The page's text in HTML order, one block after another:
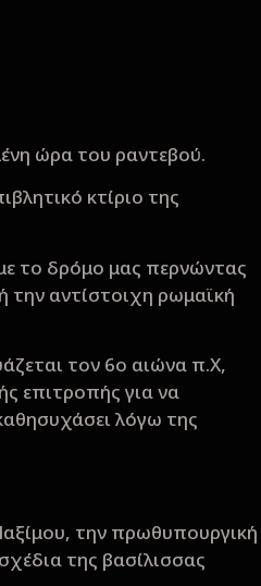
ώρα του ραντεβού.
κτίριο της
το δρόμο μας περνώντας
την αντίστοιχη ρωμαϊκή
τον 6ο αιώνα π.Χ,
επιτροπής για να
λόγω της
την πρωθυπουργική
της βασίλισσας